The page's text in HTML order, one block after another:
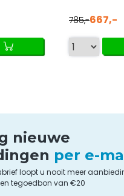
785,-667,-
nieuwe
per e-
loopt u nooit meer
tegoedbon van €20